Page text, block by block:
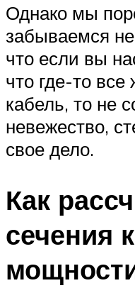
Однако мы
забываемся
что если вы
что где-то все
кабель, то не
невежество,
свое дело.
Как
сечения